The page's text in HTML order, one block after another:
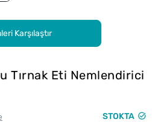
Karşılaştır
Tırnak Eti Nemlendirici
STOKTA